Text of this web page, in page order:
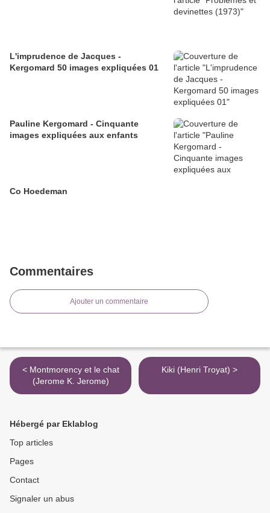
L'imprudence de Jacques -
Kergomard 50 images expliquées 01
Pauline Kergomard - Cinquante
images expliquées aux enfants
Co Hoedeman
Commentaires
Ajouter un commentaire
< Montmorency et le chat
(Jerome K. Jerome)
Kiki (Henri Troyat) >
Hébergé par Eklablog
Top articles
Pages
Contact
Signaler un abus